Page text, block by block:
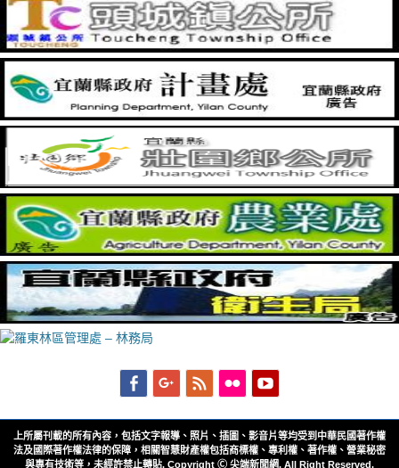
FacebookGoogleplus
Feed Flickr
上所屬刊載的所有內容，包括文字報導、照片、插圖、影音片等均受到中華民國著作權
法及國際著作權法律的保障，相關智慧財產權包括商標權、專利權、著作權、營業秘密
與專有技術等，未經許禁止轉貼. Copyright Ⓒ 尖端新聞網. All Right Reserved.